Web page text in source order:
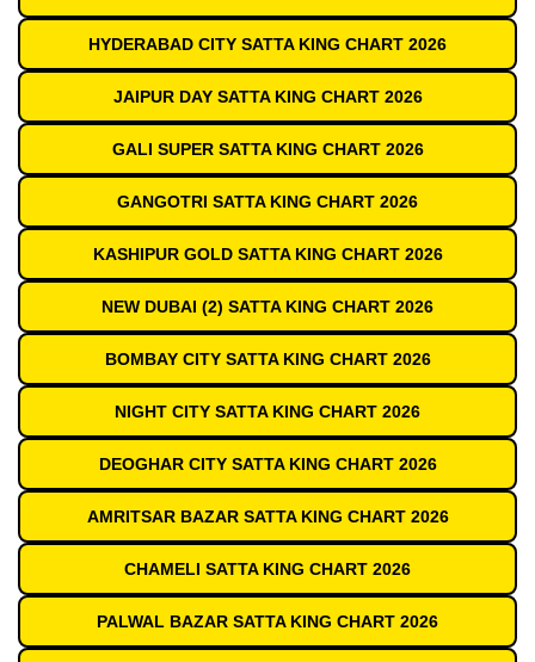
HYDERABAD CITY SATTA KING CHART 2026
JAIPUR DAY SATTA KING CHART 2026
GALI SUPER SATTA KING CHART 2026
GANGOTRI SATTA KING CHART 2026
KASHIPUR GOLD SATTA KING CHART 2026
NEW DUBAI (2) SATTA KING CHART 2026
BOMBAY CITY SATTA KING CHART 2026
NIGHT CITY SATTA KING CHART 2026
DEOGHAR CITY SATTA KING CHART 2026
AMRITSAR BAZAR SATTA KING CHART 2026
CHAMELI SATTA KING CHART 2026
PALWAL BAZAR SATTA KING CHART 2026